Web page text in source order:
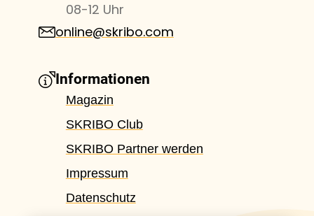
08-12 Uhr
online@skribo.com
Informationen
Magazin
SKRIBO Club
SKRIBO Partner werden
Impressum
Datenschutz